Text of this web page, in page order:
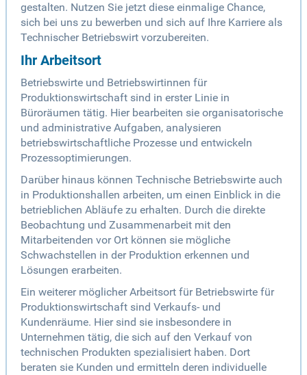
gestalten. Nutzen Sie jetzt diese einmalige Chance,
sich bei uns zu bewerben und sich auf Ihre Karriere als
Technischer Betriebswirt vorzubereiten.
Ihr Arbeitsort
Betriebswirte und Betriebswirtinnen für
Produktionswirtschaft sind in erster Linie in
Büroräumen tätig. Hier bearbeiten sie organisatorische
und administrative Aufgaben, analysieren
betriebswirtschaftliche Prozesse und entwickeln
Prozessoptimierungen.
Darüber hinaus können Technische Betriebswirte auch
in Produktionshallen arbeiten, um einen Einblick in die
betrieblichen Abläufe zu erhalten. Durch die direkte
Beobachtung und Zusammenarbeit mit den
Mitarbeitenden vor Ort können sie mögliche
Schwachstellen in der Produktion erkennen und
Lösungen erarbeiten.
Ein weiterer möglicher Arbeitsort für Betriebswirte für
Produktionswirtschaft sind Verkaufs- und
Kundenräume. Hier sind sie insbesondere in
Unternehmen tätig, die sich auf den Verkauf von
technischen Produkten spezialisiert haben. Dort
beraten sie Kunden und ermitteln deren individuelle